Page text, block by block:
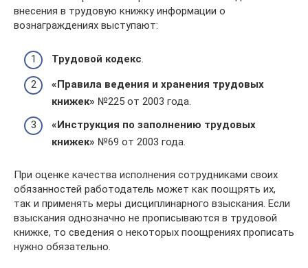
внесения в трудовую книжку информации о
вознаграждениях выступают:
Трудовой кодекс
«Правила ведения и хранения трудовых
книжек» №225 от 2003 года.
«Инструкция по заполнению трудовых
книжек» №69 от 2003 года.
При оценке качества исполнения сотрудниками своих
обязанностей работодатель может как поощрять их,
так и применять меры дисциплинарного взыскания. Если
взыскания однозначно не прописываются в трудовой
книжке, то сведения о некоторых поощрениях прописать
нужно обязательно.